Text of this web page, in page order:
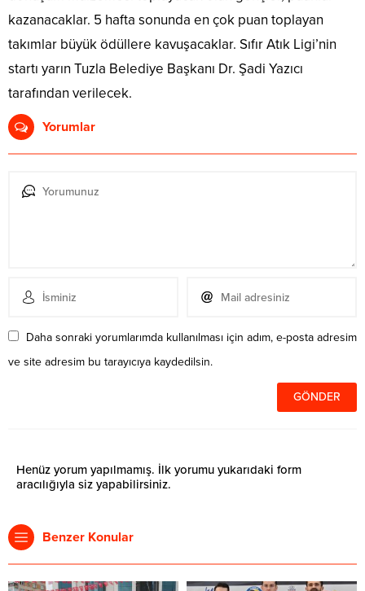
kazanacaklar. 5 hafta sonunda en çok puan toplayan
takımlar büyük ödüllere kavuşacaklar. Sıfır Atık Ligi’nin
startı yarın Tuzla Belediye Başkanı Dr. Şadi Yazıcı
tarafından verilecek.
Yorumlar
Daha sonraki yorumlarımda kullanılması için adım, e-posta adresim
ve site adresim bu tarayıcıya kaydedilsin.
Henüz yorum yapılmamış. İlk yorumu yukarıdaki form
aracılığıyla siz yapabilirsiniz.
Benzer Konular